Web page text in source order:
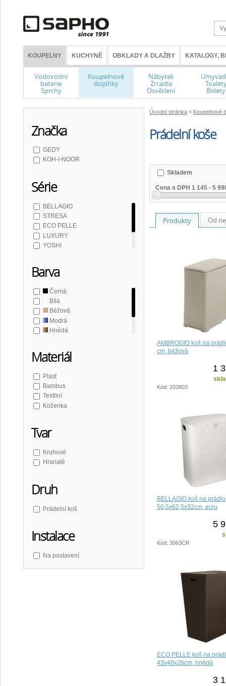
KOUPELNY KUCHYNĚ OBKLADY A DLAŽBY KATALOGY,
Vodovodní
baterie
Sprchy
Koupelnové
doplňky
Nábytek
Zrcadla
Osvětlení Bidety
Úvodní stránka » Koupelnové
Prádelní koše
Značka
GEDY
KOH-I-NOOR
Série
BELLAGIO
STRESA
ECO PELLE
LUXURY
YOSHI
Barva
Černá
Bílá
Béžová
Modrá
Hnědá
Materiál
Plast
Bambus
Textilní
Koženka
Tvar
Kruhové
Hranaté
Druh
Prádelní koš
Instalace
Na postavení
Skladem
Cena s DPH 1 145 - 5
Produkty Od
AMBROGIO koš na
cm, béžová
1
Kód: 203803
BELLAGIO koš na prádlo
50,5x62,5x32cm, ecru
5
Kód: 3063CR
ECO PELLE koš na
43x48x26cm, hnědá
3